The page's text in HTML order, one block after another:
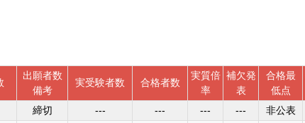
出願者数
備考
実受験者数 合格者数
実質倍
率
補欠発
表
合格最
低点
締切 --- --- --- --- 非公表